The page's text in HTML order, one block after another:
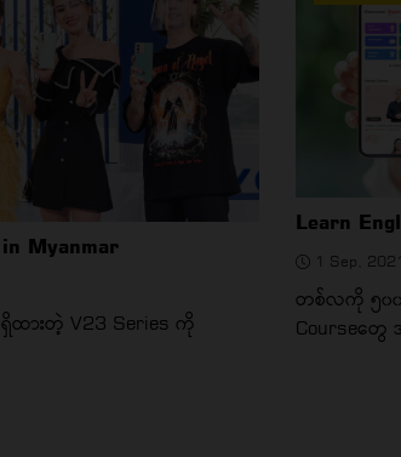
Myanmar
ထားတဲ့ V23 Series ကို
Learn
1 Sep, 2021
တစ်လကို ၅၀၀၀
Courseတွ